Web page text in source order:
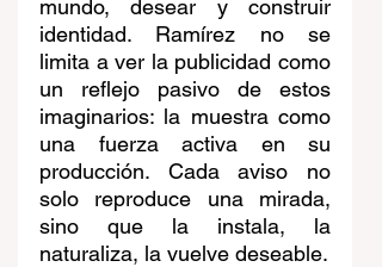
mundo, desear y construir
identidad. Ramírez no se
limita a ver la publicidad como
un reflejo pasivo de estos
imaginarios: la muestra como
una fuerza activa en su
producción. Cada aviso no
solo reproduce una mirada,
sino que la instala, la
naturaliza, la vuelve deseable.